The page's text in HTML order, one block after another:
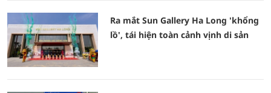
Ra mắt Sun Gallery Ha Long 'khổng
lồ', tái hiện toàn cảnh vịnh di sản